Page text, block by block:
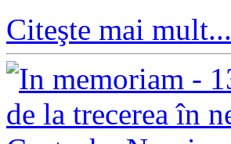
Citeşte mai mult...